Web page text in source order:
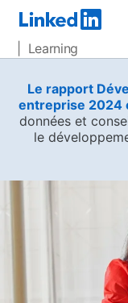
| Learning
Le rapport
entreprise 2024
données et
le